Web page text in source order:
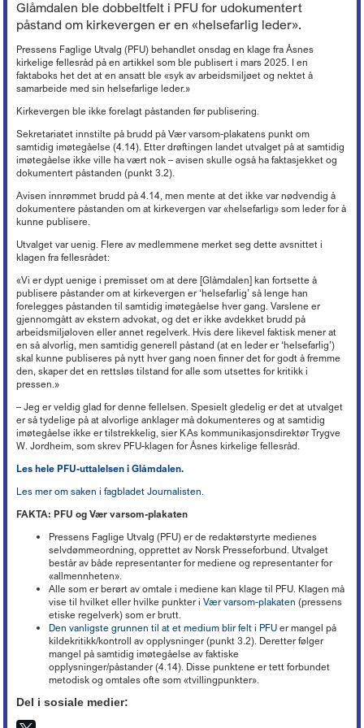
Kronikker og debattinnlegg
Nyheter om KA
Ferie
Oppfølging av sykefravær
Rett til redusert arbeidstid
Avvikling av arbeidsforhold
Advarsel
Nedbemanning og omorganisering
Vurdering ved ledig stilling
Arbeidstaker eller oppdragstaker?
Seksuell trakassering og overgrep
Reglementer
Arbeidsveiledning (ABV)
Boka «Ledelse og organisering i kristne virksomheter»
Hovedtariffavtalen - organisasjonsmedlemmer
Sentrale særavtaler
Pensjonsordninger
Samarbeid og medbestemmelse
Opplæring og utvikling (OU)
Lokale forhandlinger
Tariffordliste
Tariff 2022
Tariff 2021
Tariff 2020
Tariff 2019
Tariff 2018
Tariff 2015
Gamle tariffavtaler
Kirkekontrollen 2025
Ordna eiendom
Endringer på kirkebygg
Istandsetting av middelalderkirker i stein
Kirkeinventar
Energi og Enøk
Offentlige anskaffelser
Verktøy for tilstandsanalyse
Kirkebygg og identitet
Karttjenester
Nettverk for kirkebyggforvaltere
Riksantikvarens tilskudd til konservering av kirkekunst
Døgnåpen beredskapstelefon
Beredskap i egen virksomhet
Brannsikring av kirker
Innbrudds- og tyverisikring
Verdibergingsplan (restverdiredning)
Håndtering av naturfare
Økonomi +
Trossamfunnslov og kirkeordning
Økonomiforskriften
God kommunal regnskapsskikk
Årsoppgjør, årsregnskap, årsberetning
Intro til merverdiavgift
Merverdiavgift i gravplassforvaltningen
Momskompensasjon
Ti tips - økonomi i kirkelig fellesråd
Avtaler mellom kommunen og kirkelig fellesråd om tjenesteyting
Offentlige anskaffelser
Svindelforsøk
Organisasjon og forvaltning
Lokal organisasjonsutvikling
Personvern
Forsikringsordninger for arbeidsgivere
Ansvarsforsikring og ulykkesforsikring
Støtte til deltakelse på yrkesmesse
Støtteordninger for undervisningsansatte
«Stadig bedre»
Arkiv
Mediehåndtering ved begravelser
Digitalisering +
KAs digitaliseringsarbeid
Frivillig digitaliseringsavgift
Gravplass
Kirkebygg
Lønn, personal og regnskap
Brukerforum og brukergrupper
Strømming og kopiering +
Musikkfremføring (Tono)
Overføring av gudstjenester (strømming)
Digitale musikkrettigheter
Filmvisning i Den norske kirke
Bruk av bilder
PBL-medlemskap gjennom KA
Krav om eget rettssubjekt
Barnehager og pensjon
Inkluderende arbeidsliv i barnehager
Høringsuttalelser f.o.m. 2017
Høringsuttalelser t.o.m. 2016
Kurs og konferanser
Nettbutikk
Glåmdalen ble dobbeltfelt i PFU for udokumentert
påstand om kirkevergen er en «helsefarlig leder».
Pressens Faglige Utvalg (PFU) behandlet onsdag en klage fra Åsnes
kirkelige fellesråd på en artikkel som ble publisert i mars 2025. I en
faktaboks het det at en ansatt ble «syk av arbeidsmiljøet og nektet å
samarbeide med sin helsefarlige leder.»
Kirkevergen ble ikke forelagt påstanden før publisering.
Sekretariatet innstilte på brudd på Vær varsom-plakatens punkt om
samtidig imøtegåelse (4.14). Etter drøftingen landet utvalget på at samtidig
imøtegåelse ikke ville ha vært nok – avisen skulle også ha faktasjekket og
dokumentert påstanden (punkt 3.2).
Avisen innrømmet brudd på 4.14, men mente at det ikke var nødvendig å
dokumentere påstanden om at kirkevergen var «helsefarlig» som leder for å
kunne publisere.
Utvalget var uenig. Flere av medlemmene merket seg dette avsnittet i
klagen fra fellesrådet:
«Vi er dypt uenige i premisset om at dere [Glåmdalen] kan fortsette å
publisere påstander om at kirkevergen er ‘helsefarlig’ så lenge han
forelegges påstanden til samtidig imøtegåelse hver gang. Varslene er
gjennomgått av ekstern advokat, og det er ikke avdekket brudd på
arbeidsmiljøloven eller annet regelverk. Hvis dere likevel faktisk mener at
en så alvorlig, men samtidig generell påstand (at en leder er ‘helsefarlig’)
skal kunne publiseres på nytt hver gang noen finner det for godt å fremme
den, skaper det en rettsløs tilstand for alle som utsettes for kritikk i
pressen.»
– Jeg er veldig glad for denne fellelsen. Spesielt gledelig er det at utvalget
er så tydelige på at alvorlige anklager må dokumenteres og at samtidig
imøtegåelse ikke er tilstrekkelig, sier KAs kommunikasjonsdirektør Trygve
W. Jordheim, som skrev PFU-klagen for Åsnes kirkelige fellesråd.
Les hele PFU-uttalelsen i Glåmdalen.
Les mer om saken i fagbladet Journalisten.
FAKTA: PFU og Vær varsom-plakaten
Pressens Faglige Utvalg (PFU) er de redaktørstyrte medienes
selvdømmeordning, opprettet av Norsk Presseforbund. Utvalget
består av både representanter for mediene og representanter for
«allmennheten».
Alle som er berørt av omtale i mediene kan klage til PFU. Klagen må
vise til hvilket eller hvilke punkter iVær varsom-plakaten (pressens
etiske regelverk) som er brutt.
Den vanligste grunnen til at et medium blir felt i PFU er mangel på
kildekritikk/kontroll av opplysninger (punkt 3.2). Deretter følger
mangel på samtidig imøtegåelse av faktiske
opplysninger/påstander (4.14). Disse punktene er tett forbundet
metodisk og omtales ofte som «tvillingpunkter».
Del i sosiale medier: